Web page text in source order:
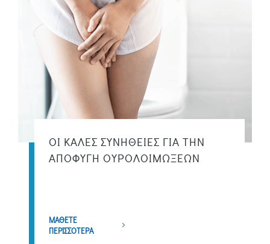
ΟΙ ΚΑΛΕΣ ΣΥΝΗΘΕΙΕΣ ΓΙΑ ΤΗΝ
ΑΠΟΦΥΓΗ ΟΥΡΟΛΟΙΜΩΞΕΩΝ
ΜΑΘΕΤΕ
ΠΕΡΙΣΣΟΤΕΡΑ